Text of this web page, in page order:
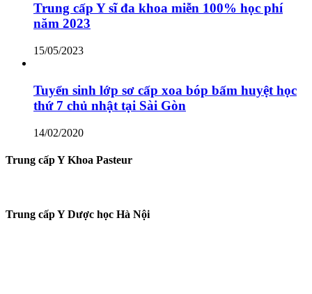
Trung cấp Y sĩ đa khoa miễn 100% học phí
năm 2023
15/05/2023
Tuyển sinh lớp sơ cấp xoa bóp bấm huyệt học
thứ 7 chủ nhật tại Sài Gòn
14/02/2020
Trung cấp Y Khoa Pasteur
Trung cấp Y Dược học Hà Nội